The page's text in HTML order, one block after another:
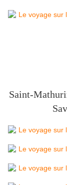
Saint-